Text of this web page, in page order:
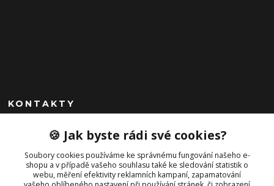
KONTAKTY
+420 792 757 523
obchod@cajkservis.cz
🍪 Jak byste rádi své cookies?
Soubory cookies používáme ke správnému fungování našeho e-
shopu a v případě vašeho souhlasu také ke sledování statistik o
webu, měření efektivity reklamních kampaní, zapamatování